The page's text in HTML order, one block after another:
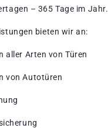
– 365 Tage im Jahr.
bieten wir an:
aller Arten von Türen
von Autotüren